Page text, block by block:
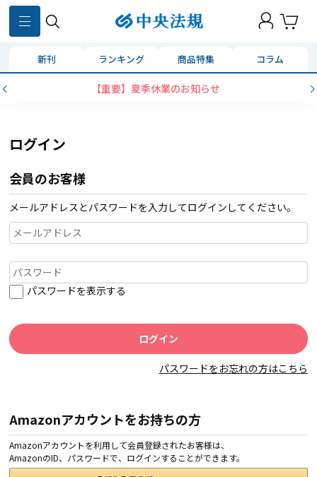
新刊 ランキング 商品特集 コラム
【重要】夏季休業のお知らせ
ログイン
会員のお客様
メールアドレスとパスワードを入力してログインしてください。
パスワードを表示する
パスワードをお忘れの方はこちら
Amazonアカウントをお持ちの方
Amazonアカウントを利用して会員登録されたお客様は、
AmazonのID、パスワードで、ログインすることができます。